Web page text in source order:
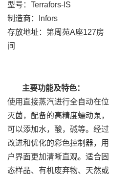
型号：Terrafors-IS
制造商：Infors
存放地址：第周苑A座127房
间
主要功能及特色：
使用直接蒸汽进行全自动在位
灭菌，配备的高精度蠕动泵，
可以添加水，酸，碱等。经过
改进和优化的彩色控制器，用
户界面更加清晰直观。适合固
态样品、有机废弃物、天然或